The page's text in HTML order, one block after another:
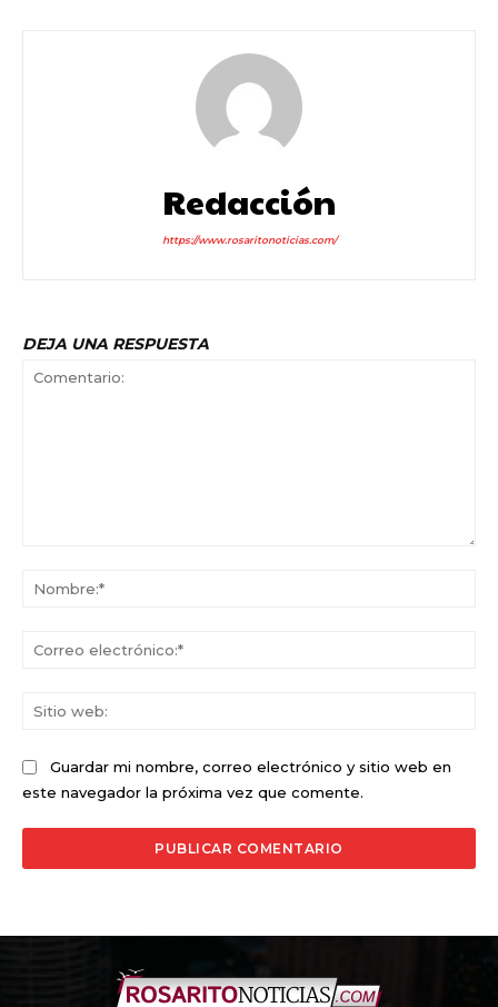
Redacción
https://www.rosaritonoticias.com/
DEJA UNA RESPUESTA
Guardar mi nombre, correo electrónico y sitio web en
este navegador la próxima vez que comente.